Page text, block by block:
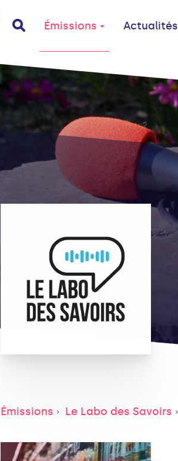
Émissions Actualités
Émissions Le Labo des Savoirs